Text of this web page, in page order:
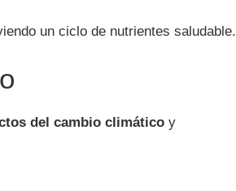
un ciclo de nutrientes saludable.
del cambio climático y